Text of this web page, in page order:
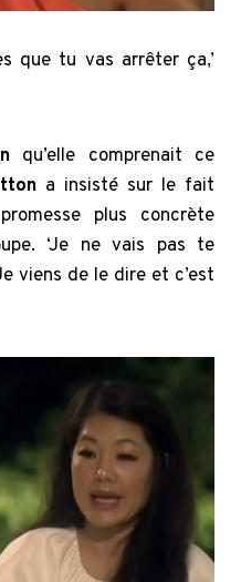
que tu vas arrêter ça,’
qu’elle comprenait ce
a insisté sur le fait
plus concrète
‘Je ne vais pas te
viens de le dire et c’est